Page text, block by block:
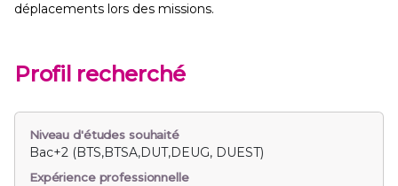
déplacements lors des missions.
Profil recherché
Niveau d'études souhaité
Bac+2 (BTS,BTSA,DUT,DEUG, DUEST)
Expérience professionnelle